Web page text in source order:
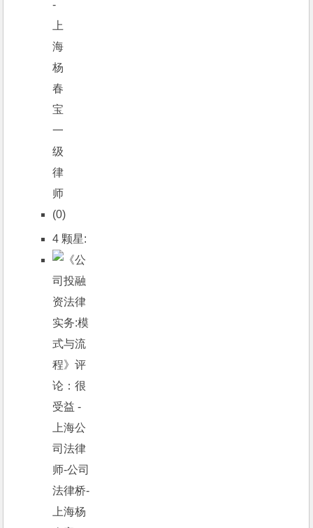
(0)
4 颗星: